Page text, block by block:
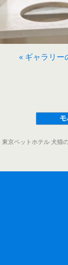
« ギャラリー
東京ペットホテル 犬猫